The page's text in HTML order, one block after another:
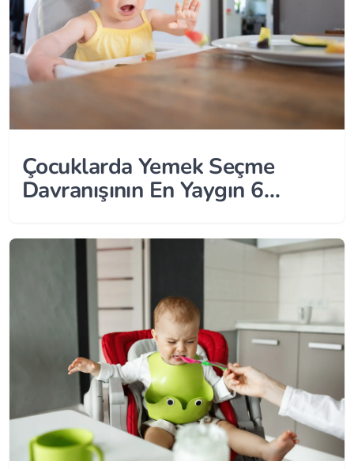
Çocuklarda Yemek Seçme
Davranışının En Yaygın 6